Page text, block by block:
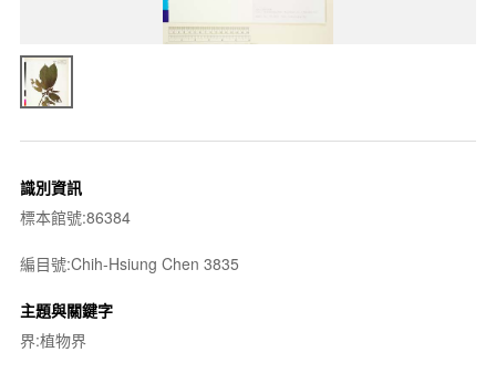
識別資訊
標本館號:86384
編目號:Chih-Hsiung Chen 3835
主題與關鍵字
界:植物界